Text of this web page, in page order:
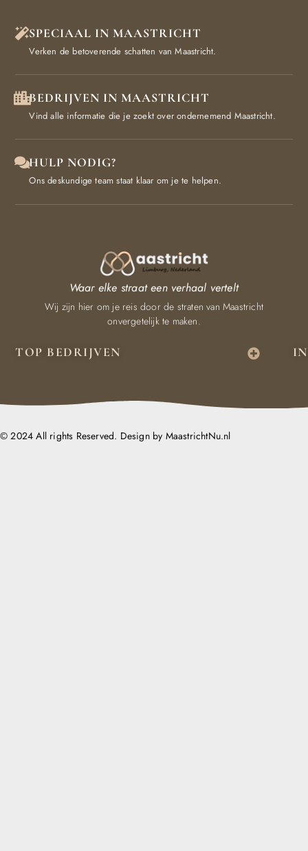
SPECIAAL IN MAASTRICHT
Verken de betoverende schatten van Maastricht.
BEDRIJVEN IN MAASTRICHT
Vind alle informatie die je zoekt over ondernemend Maastricht.
HULP NODIG?
Ons deskundige team staat klaar om je te helpen.
TOP BEDRIJVEN
Waar elke straat een verhaal vertelt
Wij zijn hier om je reis door de straten van Maastricht
onvergetelijk te maken.
© 2024 All rights Reserved. Design by MaastrichtNu.nl